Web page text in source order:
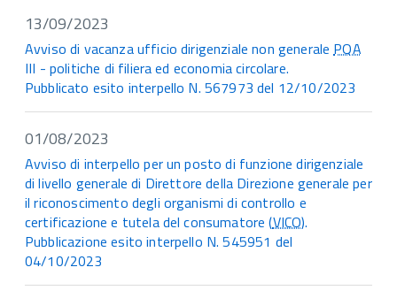
13/09/2023
Avviso di vacanza ufficio dirigenziale non generale PQA
III - politiche di filiera ed economia circolare.
Pubblicato esito interpello N. 567973 del 12/10/2023
01/08/2023
Avviso di interpello per un posto di funzione dirigenziale
di livello generale di Direttore della Direzione generale per
il riconoscimento degli organismi di controllo e
certificazione e tutela del consumatore (VICO).
Pubblicazione esito interpello N. 545951 del
04/10/2023